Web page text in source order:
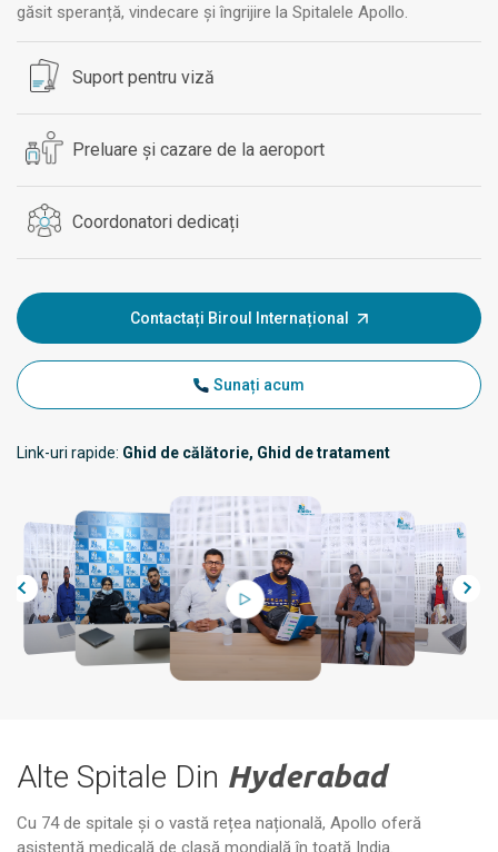
găsit speranță, vindecare și îngrijire la Spitalele Apollo.
Suport pentru viză
Preluare și cazare de la aeroport
Coordonatori dedicați
Contactați Biroul Internațional
Sunați acum
Link-uri rapide: Ghid de călătorie, Ghid de tratament
Alte Spitale Din Hyderabad
Cu 74 de spitale și o vastă rețea națională, Apollo oferă
asistență medicală de clasă mondială în toată India.